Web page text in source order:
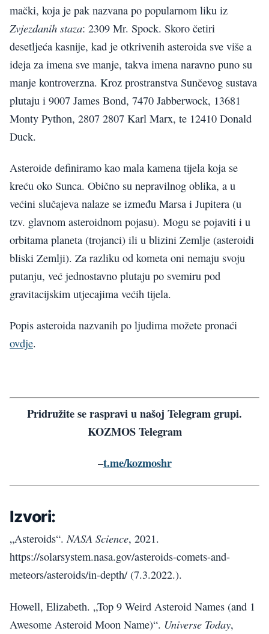
mački, koja je pak nazvana po popularnom liku iz
Zvjezdanih staza: 2309 Mr. Spock. Skoro četiri
desetljeća kasnije, kad je otkrivenih asteroida sve više a
ideja za imena sve manje, takva imena naravno puno su
manje kontroverzna. Kroz prostranstva Sunčevog sustava
plutaju i 9007 James Bond, 7470 Jabberwock, 13681
Monty Python, 2807 2807 Karl Marx, te 12410 Donald
Duck.
Asteroide definiramo kao mala kamena tijela koja se
kreću oko Sunca. Obično su nepravilnog oblika, a u
većini slučajeva nalaze se između Marsa i Jupitera (u
tzv. glavnom asteroidnom pojasu). Mogu se pojaviti i u
orbitama planeta (trojanci) ili u blizini Zemlje (asteroidi
bliski Zemlji). Za razliku od kometa oni nemaju svoju
putanju, već jednostavno plutaju po svemiru pod
gravitacijskim utjecajima većih tijela.
Popis asteroida nazvanih po ljudima možete pronaći
ovdje.
Pridružite se raspravi u našoj Telegram grupi.
KOZMOS Telegram
–t.me/kozmoshr
Izvori:
„Asteroids“.NASA Science, 2021.
https://solarsystem.nasa.gov/asteroids-comets-and-
meteors/asteroids/in-depth/ (7.3.2022.).
Howell, Elizabeth. „Top 9 Weird Asteroid Names (and 1
Awesome Asteroid Moon Name)“. Universe Today,